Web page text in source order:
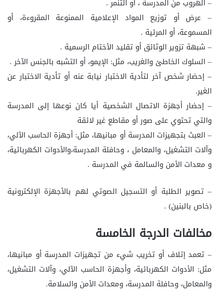
– الهروب من المدرسة ، أو التنمر .
– عرض أو توزيع المواد الإعلامية الممنوعة المقروءة، أو
المسموعة، أو المرئية .
– شبهة تزوير الوثائق أو تقليد الأختام الرسمية .
– السلوك الخاطئ والغريب، مثل: الإيمو، أو التشبه بالجنس الآخر .
– إحضار شخص آخر لتأدية الاختبار نيابة عنه أو تأدية الاختبار عن
الغير.
– إحضار أجهزة الاتصال الشخصية أيا كان نوعها إلى المدرسة
والتي تحتوي على صور أو مقاطع غير لائقة
– العبث بتجهيزات المدرسة أو مبانيها، مثل: أجهزة الحاسب الآلي،
وآلات التشغيل، والمعامل ، وحافلة المدرسة،والأدوات الكهربائية،
و معدات الأمن والسالمة في المدرسة .
– تصوير الطلبة أو التسجيل الصوتي لهم بالأجهزة الإلكترونية
(خاص بالبنين) .
مخالفات الدرجة الخامسة
– تعمد إتلاف أو تخريب شيء من تجهيزات المدرسة أو مبانيها،
مثل: الأدوات الكهربائية، وأجهزة الحاسب الآلي، وآلات التشغيل،
والمعامل، وحافلة المدرسة، ومعدات الأمن والسلامة.